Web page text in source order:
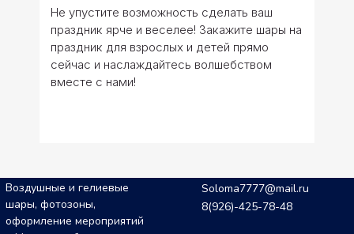
Не упустите возможность сделать ваш
праздник ярче и веселее! Закажите шары на
праздник для взрослых и детей прямо
сейчас и наслаждайтесь волшебством
вместе с нами!
Soloma7777@mail.ru
Воздушные и гелиевые
шары, фотозоны,
оформление мероприятий
8(926)-425-78-48